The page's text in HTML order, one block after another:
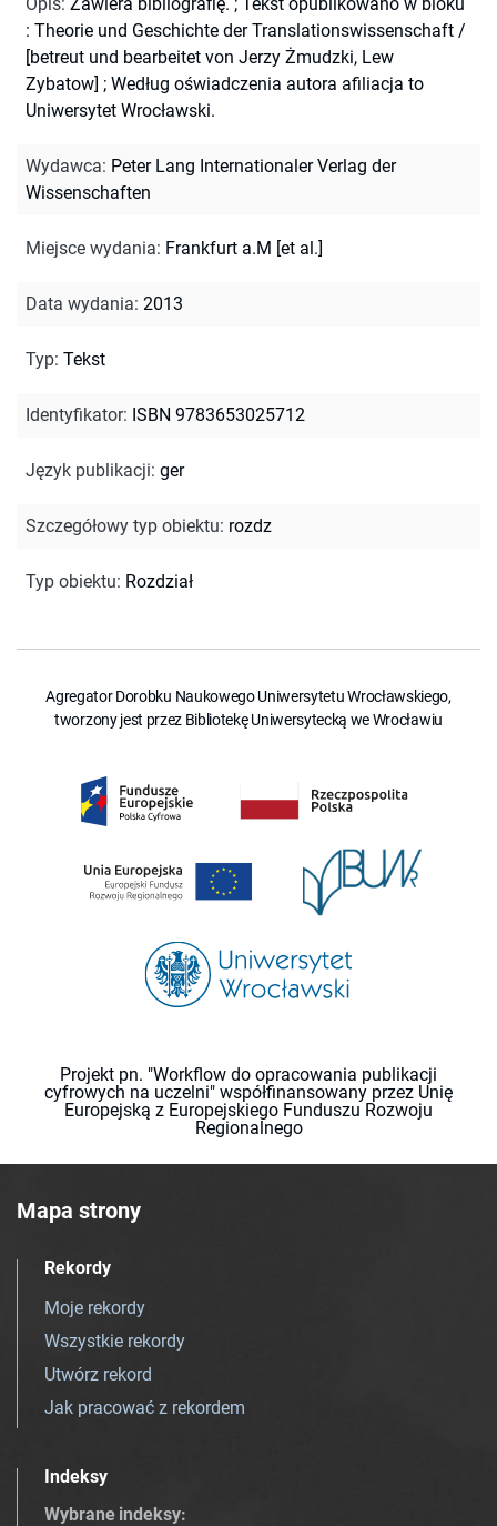
: Theorie und Geschichte der Translationswissenschaft /
[betreut und bearbeitet von Jerzy Żmudzki, Lew
Zybatow] ; Według oświadczenia autora afiliacja to
Uniwersytet Wrocławski.
Wydawca: Peter Lang Internationaler Verlag der
Wissenschaften
Miejsce wydania: Frankfurt a.M [et al.]
Data wydania: 2013
Typ: Tekst
Identyfikator: ISBN 9783653025712
Język publikacji: ger
Szczegółowy typ obiektu: rozdz
Typ obiektu: Rozdział
Agregator Dorobku Naukowego Uniwersytetu Wrocławskiego,
tworzony jest przez Bibliotekę Uniwersytecką we Wrocławiu
Projekt pn. "Workflow do opracowania publikacji
cyfrowych na uczelni" współfinansowany przez Unię
Europejską z Europejskiego Funduszu Rozwoju
Regionalnego
Mapa strony
Rekordy
Moje rekordy
Wszystkie rekordy
Utwórz rekord
Jak pracować z rekordem
Indeksy
Wybrane indeksy: